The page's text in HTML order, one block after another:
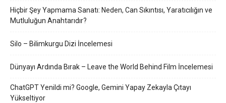
Hiçbir Şey Yapmama Sanatı: Neden, Can Sıkıntısı, Yaratıcılığın ve
Mutluluğun Anahtarıdır?
Silo – Bilimkurgu Dizi İncelemesi
Dünyayı Ardında Bırak – Leave the World Behind Film İncelemesi
ChatGPT Yenildi mi? Google, Gemini Yapay Zekayla Çıtayı
Yükseltiyor